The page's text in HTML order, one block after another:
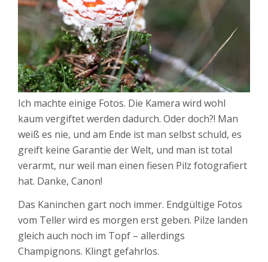
Ich machte einige Fotos. Die Kamera wird wohl
kaum vergiftet werden dadurch. Oder doch?! Man
weiß es nie, und am Ende ist man selbst schuld, es
greift keine Garantie der Welt, und man ist total
verarmt, nur weil man einen fiesen Pilz fotografiert
hat. Danke, Canon!
Das Kaninchen gart noch immer. Endgültige Fotos
vom Teller wird es morgen erst geben. Pilze landen
gleich auch noch im Topf – allerdings
Champignons. Klingt gefahrlos.